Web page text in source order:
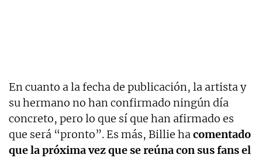
En cuanto a la fecha de publicación, la artista y
su hermano no han confirmado ningún día
concreto, pero lo que sí que han afirmado es
que será “pronto”. Es más, Billie hacomentado
que la próxima vez que se reúna con sus fans el